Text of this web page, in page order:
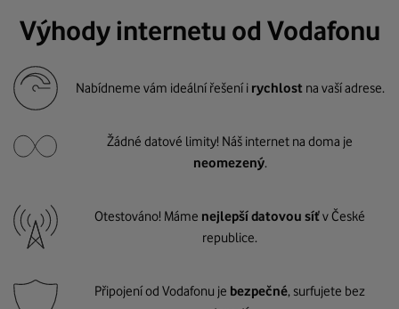
Výhody internetu od Vodafonu
Nabídneme vám ideální řešení i rychlost na vaší adrese.
Žádné datové limity! Náš internet na doma je
neomezený.
Otestováno! Máme nejlepší datovou síťv České
republice.
Připojení od Vodafonu je bezpečné, surfujete bez